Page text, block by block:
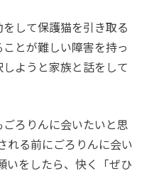
して保護猫を引き取る
とが難しい障害を持っ
ようと家族と話をして
ろりんに会いたいと思
れる前にごろりんに会い
いをしたら、快く「ぜひ